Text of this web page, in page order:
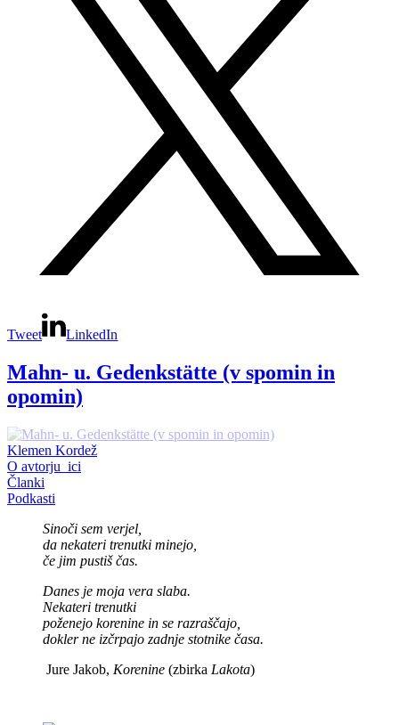
Tweet LinkedIn
Mahn- u. Gedenkstätte (v spomin in
opomin)
Klemen Kordež
O avtorju_ici
Članki
Podkasti
Sinoči sem verjel,
da nekateri trenutki minejo,
če jim pustiš čas.
Danes je moja vera slaba.
Nekateri trenutki
poženejo korenine in se razraščajo,
dokler ne izčrpajo zadnje stotnike časa.
Jure Jakob, Korenine (zbirka Lakota)